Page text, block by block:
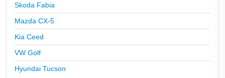
Skoda Fabia
Mazda CX-5
Kia Ceed
VW Golf
Hyundai Tucson